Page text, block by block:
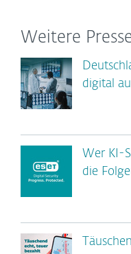
Weitere
digital
Wer KI-
die